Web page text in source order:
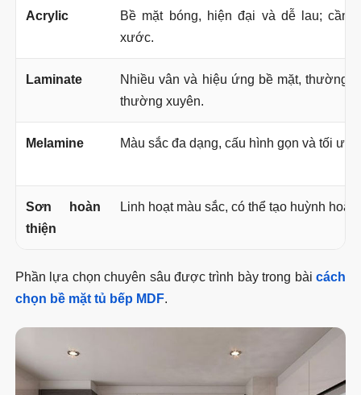
Acrylic
Bề mặt bóng, hiện đại và dễ lau; cần
xước.
Laminate
Nhiều vân và hiệu ứng bề mặt, thường
thường xuyên.
Melamine Màu sắc đa dạng, cấu hình gọn và tối ưu
Sơn hoàn
thiện
Linh hoạt màu sắc, có thể tạo huỳnh hoặc
Phần lựa chọn chuyên sâu được trình bày trong bài cách
chọn bề mặt tủ bếp MDF.